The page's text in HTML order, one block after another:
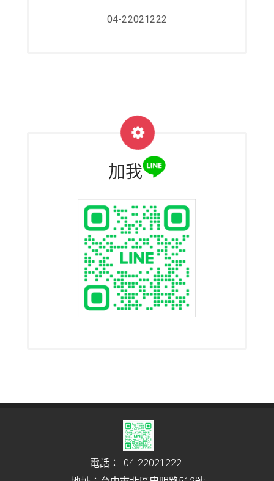
04-22021222
加我
電話：
04-22021222